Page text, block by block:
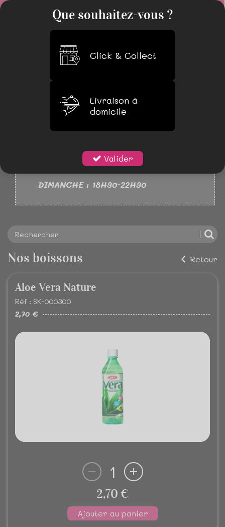
NOUVEAUX HORAIRES
MARDI AU SAMEDI : 11H30-14H30
18H30-22H30
DIMANCHE : 18H30-22H30
Nos boissons Retour
Aloe Vera Nature
Réf : SK-000300
2,70 €
1
2,70 €
Ajouter au panier
Que souhaitez-vous ?
Click & Collect
Livraison à
domicile
Valider